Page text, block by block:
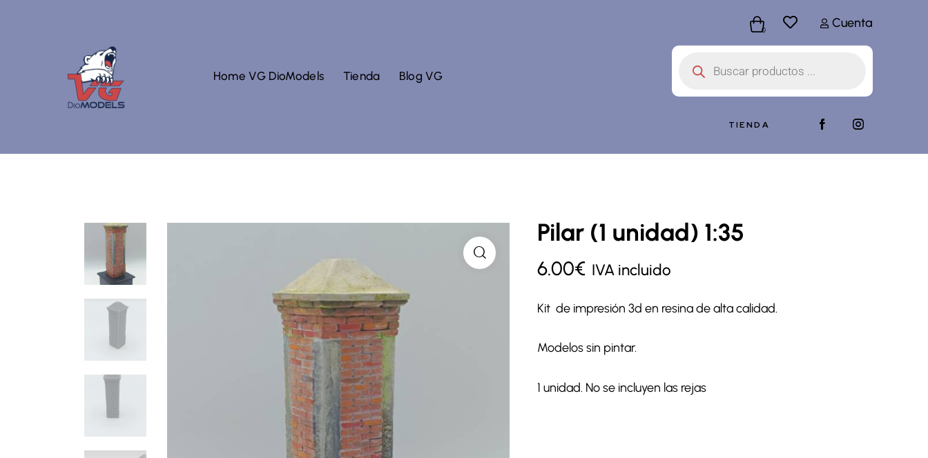
Home VG DioModels Tienda Blog VG
0 Cuenta
TIENDA
Pilar (1 unidad) 1:35
6.00€ IVA incluido
Kit de impresión 3d en resina de alta calidad.
Modelos sin pintar.
1 unidad. No se incluyen las rejas